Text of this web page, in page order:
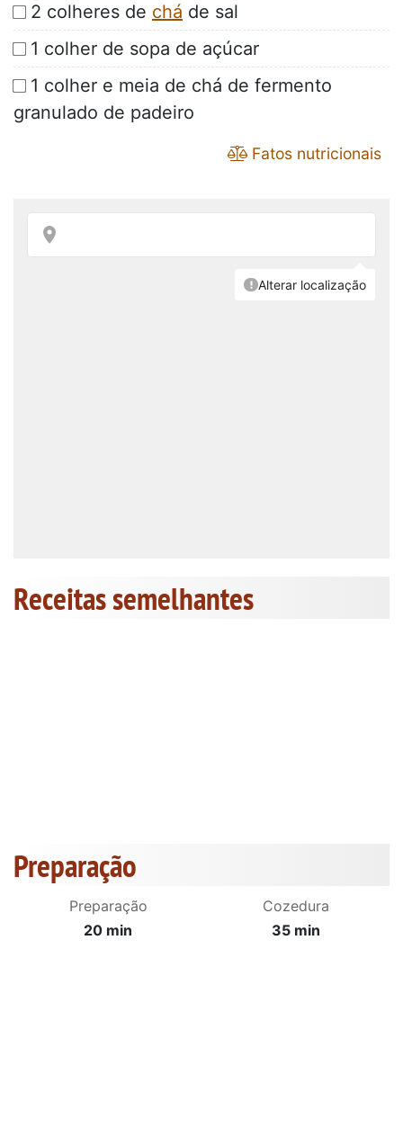
2 colheres de chá de sal
1 colher de sopa de açúcar
1 colher e meia de chá de fermento
granulado de padeiro
Fatos nutricionais
Receitas semelhantes
Preparação
Preparação
20 min
Cozedura
35 min